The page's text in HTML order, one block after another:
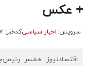
+ عکس
سرویس: اخبار سیاسیکدخبر: ۷۷۳۴۵۷
اقتصادنیوز: همسر